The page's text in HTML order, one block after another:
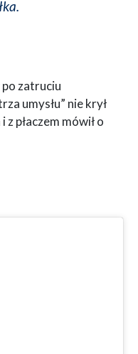
po zatruciu
umysłu” nie krył
płaczem mówił o